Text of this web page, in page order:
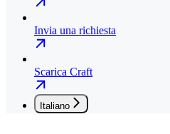
Invia una richiesta
Scarica Craft
Italiano